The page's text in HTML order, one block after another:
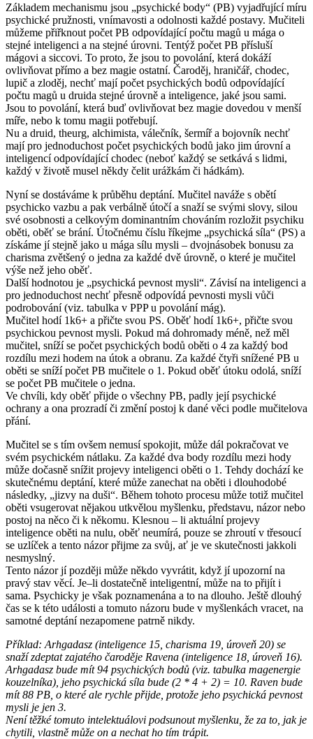
Základem mechanismu jsou „psychické body“ (PB) vyjadřující míru
psychické pružnosti, vnímavosti a odolnosti každé postavy. Mučiteli
můžeme přiřknout počet PB odpovídající počtu magů u mága o
stejné inteligenci a na stejné úrovni. Tentýž počet PB přísluší
mágovi a siccovi. To proto, že jsou to povolání, která dokáží
ovlivňovat přímo a bez magie ostatní. Čaroděj, hraničář, chodec,
lupič a zloděj, nechť mají počet psychických bodů odpovídající
počtu magů u druida stejné úrovně a inteligence, jaké jsou sami.
Jsou to povolání, která buď ovlivňovat bez magie dovedou v menší
míře, nebo k tomu magii potřebují.
Nu a druid, theurg, alchimista, válečník, šermíř a bojovník nechť
mají pro jednoduchost počet psychických bodů jako jim úrovní a
inteligencí odpovídající chodec (neboť každý se setkává s lidmi,
každý v životě musel někdy čelit urážkám či hádkám).
Nyní se dostáváme k průběhu deptání. Mučitel naváže s obětí
psychicko vazbu a pak verbálně útočí a snaží se svými slovy, silou
své osobnosti a celkovým dominantním chováním rozložit psychiku
oběti, oběť se brání. Útočnému číslu říkejme „psychická síla“ (PS) a
získáme jí stejně jako u mága sílu mysli – dvojnásobek bonusu za
charisma zvětšený o jedna za každé dvě úrovně, o které je mučitel
výše než jeho oběť.
Další hodnotou je „psychická pevnost mysli“. Závisí na inteligenci a
pro jednoduchost nechť přesně odpovídá pevnosti mysli vůči
podrobování (viz. tabulka v PPP u povolání mág).
Mučitel hodí 1k6+ a přičte svou PS. Oběť hodí 1k6+, přičte svou
psychickou pevnost mysli. Pokud má dohromady méně, než měl
mučitel, sníží se počet psychických bodů oběti o 4 za každý bod
rozdílu mezi hodem na útok a obranu. Za každé čtyři snížené PB u
oběti se sníží počet PB mučitele o 1. Pokud oběť útoku odolá, sníží
se počet PB mučitele o jedna.
Ve chvíli, kdy oběť přijde o všechny PB, padly její psychické
ochrany a ona prozradí či změní postoj k dané věci podle mučitelova
přání.
Mučitel se s tím ovšem nemusí spokojit, může dál pokračovat ve
svém psychickém nátlaku. Za každé dva body rozdílu mezi hody
může dočasně snížit projevy inteligenci oběti o 1. Tehdy dochází ke
skutečnému deptání, které může zanechat na oběti i dlouhodobé
následky, „jizvy na duši“. Během tohoto procesu může totiž mučitel
oběti vsugerovat nějakou utkvělou myšlenku, představu, názor nebo
postoj na něco či k někomu. Klesnou – li aktuální projevy
inteligence oběti na nulu, oběť neumírá, pouze se zhroutí v třesoucí
se uzlíček a tento názor přijme za svůj, ať je ve skutečnosti jakkoli
nesmyslný.
Tento názor jí později může někdo vyvrátit, když jí upozorní na
pravý stav věcí. Je–li dostatečně inteligentní, může na to přijít i
sama. Psychicky je však poznamenána a to na dlouho. Ještě dlouhý
čas se k této události a tomuto názoru bude v myšlenkách vracet, na
samotné deptání nezapomene patrně nikdy.
Příklad: Arhgadasz (inteligence 15, charisma 19, úroveň 20) se
snaží zdeptat zajatého čaroděje Ravena (inteligence 18, úroveň 16).
Arhgadasz bude mít 94 psychických bodů (viz. tabulka magenergie
kouzelníka), jeho psychická síla bude (2 * 4 + 2) = 10. Raven bude
mít 88 PB, o které ale rychle přijde, protože jeho psychická pevnost
mysli je jen 3.
Není těžké tomuto intelektuálovi podsunout myšlenku, že za to, jak je
chytili, vlastně může on a nechat ho tím trápit.